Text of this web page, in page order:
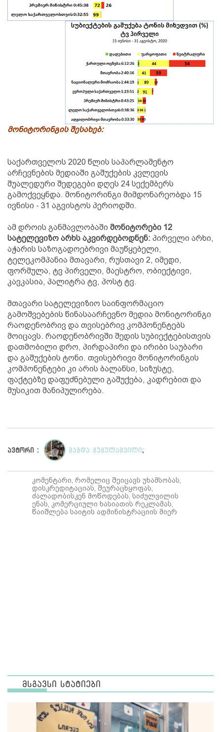
მონიტორინგის შესახებ:
საქართველოს 2020 წლის საპარლამენტო
არჩევნების მედიაში გაშუქების კვლევის
შუალედური შედეგები დღეს 24 სექემბერს
გამოქვეყნდა. მონიტორინგი მიმდონარეობდა 15
ივნისი - 31 აგვისტოს პერიოდში.
ამ დროის განმავლობაში მონიტორები 12
სატელევიზო არხს აკვირდებოდნენ: პირველი არხი,
აჭარის საზოგადოებრივი მაუწყებელი,
ტელეკომპანია მთავარი, რუსთავი 2, იმედი,
ფორმულა, ტვ პირველი, მაესტრო, ობიექტივი,
კავკასია, პალიტრა ტვ, პოსტ ტვ.
მთავარი სატელევიზიო საინფორმაციო
გამოშვებების წინასაარჩევნო მედია მონიტორინგი
რაოდენობრივ და თვისებრივ კომპონენტებს
მოიცავს. რაოდენობრივში შედის სუბიექტებისთვის
დათმობილი დრო, პირდაპირი და ირიბი საუბარი
და გაშუქების ტონი. თვისებრივი მონიტორინგის
კომპონენტები კი არის ბალანსი, სიზუსტე,
ფაქტებზე დაფუძნებული გაშუქება, კადრებით და
მუსიკით მანიპულირება.
ავტორი : მაგდა გუგულაშვილი ;
კომენტარი, რომელიც შეიცავს უხამსობას,
დისკრედიტაციას, შეურაცხყოფას,
ძალადობისკენ მოწოდებას, სიძულვილის
ენას, კომერციული ხასიათის რეკლამას,
წაიშლება საიტის ადმინისტრაციის მიერ
მსგავსი სტატიები